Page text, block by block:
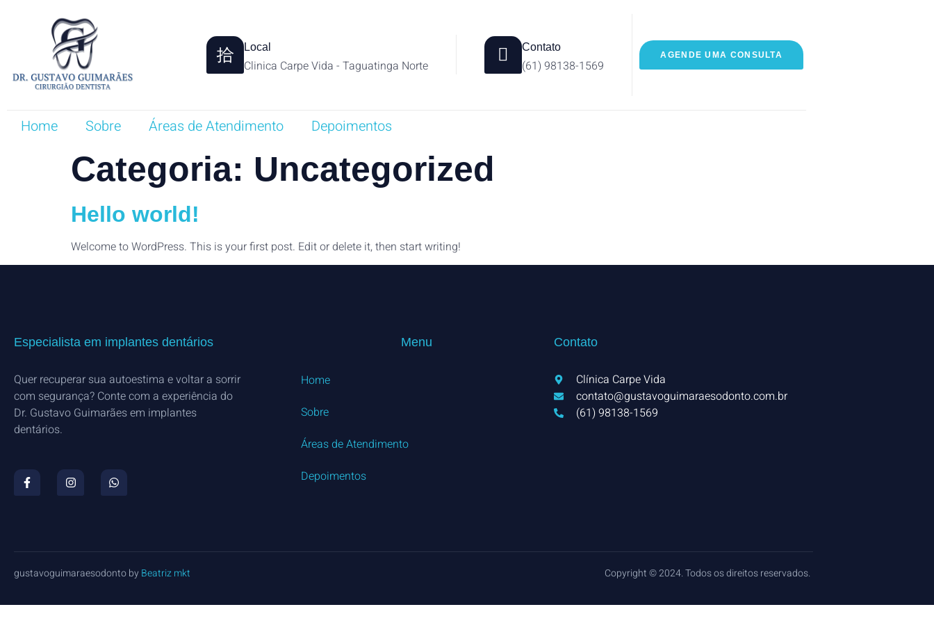
Local
Clinica Carpe Vida - Taguatinga Norte
Contato
(61) 98138-1569
AGENDE UMA CONSULTA
Home Sobre Áreas de Atendimento Depoimentos
Categoria: Uncategorized
Hello world!
Welcome to WordPress. This is your first post. Edit or delete it, then start writing!
Especialista em implantes dentários
Quer recuperar sua autoestima e voltar a sorrir
com segurança? Conte com a experiência do
Dr. Gustavo Guimarães em implantes
dentários.
Menu
Home
Sobre
Áreas de Atendimento
Depoimentos
Contato
Clínica Carpe Vida
contato@gustavoguimaraesodonto.com.br
(61) 98138-1569
gustavoguimaraesodonto by Beatriz mkt Copyright © 2024. Todos os direitos reservados.